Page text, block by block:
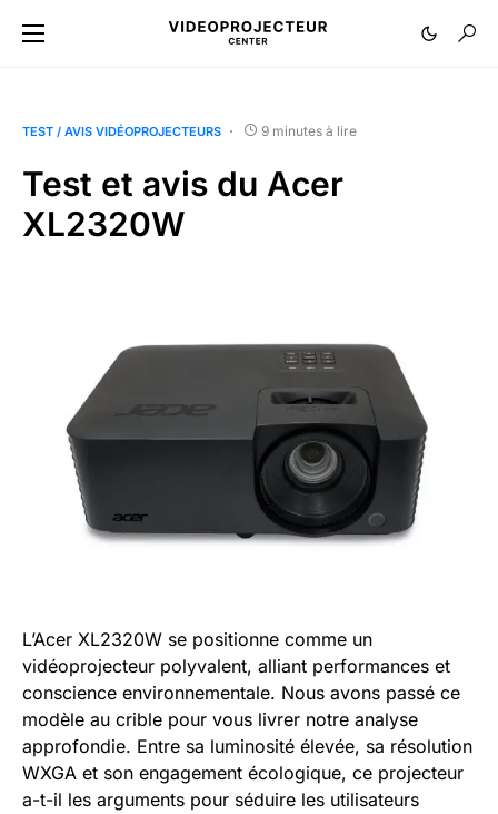
TEST / AVIS VIDÉOPROJECTEURS 9 minutes à lire
Test et avis du Acer
XL2320W
L’Acer XL2320W se positionne comme un
vidéoprojecteur polyvalent, alliant performances et
conscience environnementale. Nous avons passé ce
modèle au crible pour vous livrer notre analyse
approfondie. Entre sa luminosité élevée, sa résolution
WXGA et son engagement écologique, ce projecteur
a-t-il les arguments pour séduire les utilisateurs